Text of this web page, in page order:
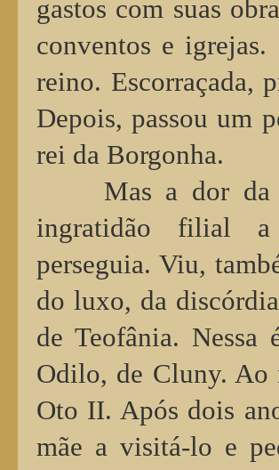
gastos com suas
conventos e
reino. Escorraçada,
Depois, passou um
rei da Borgonha.
Mas a dor da
ingratidão filial a
perseguia. Viu,
do luxo, da
de Teofânia.
Odilo, de Cluny. Ao
Oto II. Após dois
mãe a visitá-lo e